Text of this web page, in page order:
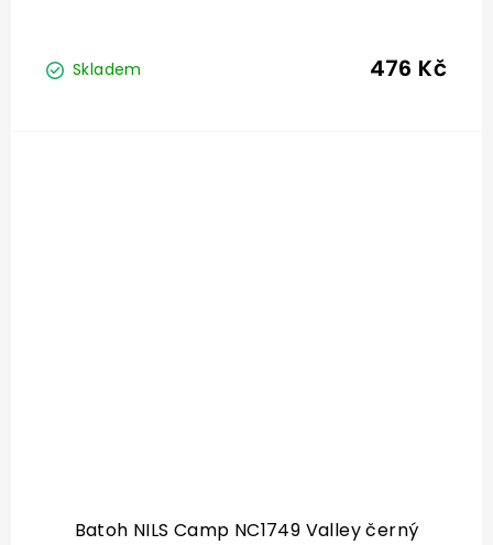
Skladem 476 Kč
Batoh NILS Camp NC1749 Valley černý